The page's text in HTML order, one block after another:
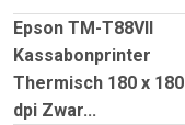
Epson TM-T88VII
Kassabonprinter
Thermisch 180 x 180
dpi Zwar...